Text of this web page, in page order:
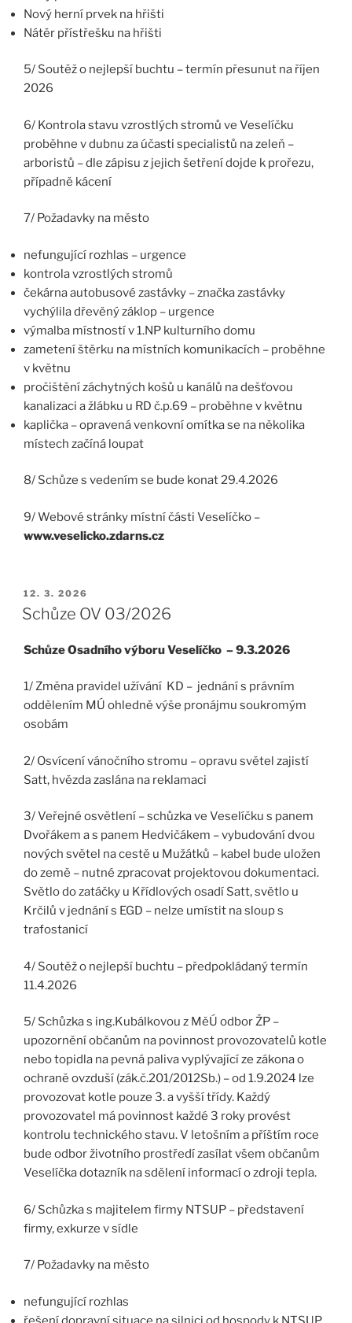
Nový herní prvek na hřišti
Nátěr přístřešku na hřišti
5/ Soutěž o nejlepší buchtu – termín přesunut na říjen
2026
6/ Kontrola stavu vzrostlých stromů ve Veselíčku
proběhne v dubnu za účasti specialistů na zeleň –
arboristů – dle zápisu z jejich šetření dojde k prořezu,
případně kácení
7/ Požadavky na město
nefungující rozhlas – urgence
kontrola vzrostlých stromů
čekárna autobusové zastávky – značka zastávky
vychýlila dřevěný záklop – urgence
výmalba místností v 1.NP kulturního domu
zametení štěrku na místních komunikacích – proběhne
v květnu
pročištění záchytných košů u kanálů na dešťovou
kanalizaci a žlábku u RD č.p.69 – proběhne v květnu
kaplička – opravená venkovní omítka se na několika
místech začíná loupat
8/ Schůze s vedením se bude konat 29.4.2026
9/ Webové stránky místní části Veselíčko –
www.veselicko.zdarns.cz
PUBLIKOVÁNO
12. 3. 2026
Schůze OV 03/2026
Schůze Osadního výboru Veselíčko – 9.3.2026
1/ Změna pravidel užívání KD – jednání s právním
oddělením MÚ ohledně výše pronájmu soukromým
osobám
2/ Osvícení vánočního stromu – opravu světel zajistí
Satt, hvězda zaslána na reklamaci
3/ Veřejné osvětlení – schůzka ve Veselíčku s panem
Dvořákem a s panem Hedvičákem – vybudování dvou
nových světel na cestě u Mužátků – kabel bude uložen
do země – nutné zpracovat projektovou dokumentaci.
Světlo do zatáčky u Křídlových osadí Satt, světlo u
Krčilů v jednání s EGD – nelze umístit na sloup s
trafostanicí
4/ Soutěž o nejlepší buchtu – předpokládaný termín
11.4.2026
5/ Schůzka s ing.Kubálkovou z MěÚ odbor ŽP –
upozornění občanům na povinnost provozovatelů kotle
nebo topidla na pevná paliva vyplývající ze zákona o
ochraně ovzduší (zák.č.201/2012Sb.) – od 1.9.2024 lze
provozovat kotle pouze 3. a vyšší třídy. Každý
provozovatel má povinnost každé 3 roky provést
kontrolu technického stavu. V letošním a příštím roce
bude odbor životního prostředí zasílat všem občanům
Veselíčka dotazník na sdělení informací o zdroji tepla.
6/ Schůzka s majitelem firmy NTSUP – představení
firmy, exkurze v sídle
7/ Požadavky na město
nefungující rozhlas